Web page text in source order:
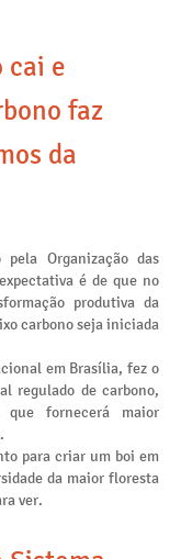
cai e
faz
da
Organização das
é de que no
produtiva da
carbono seja iniciada
em Brasília, fez o
regulado de carbono,
fornecerá maior
para criar um boi em
da maior floresta
ver.